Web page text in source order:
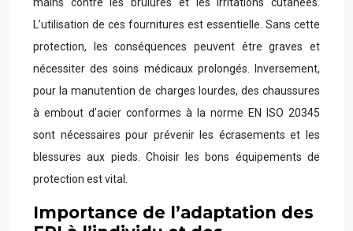
L’utilisation de ces fournitures est essentielle. Sans cette
protection, les conséquences peuvent être graves et
nécessiter des soins médicaux prolongés. Inversement,
pour la manutention de charges lourdes, des chaussures
à embout d’acier conformes à la norme EN ISO 20345
sont nécessaires pour prévenir les écrasements et les
blessures aux pieds. Choisir les bons équipements de
protection est vital.
Importance de l’adaptation des